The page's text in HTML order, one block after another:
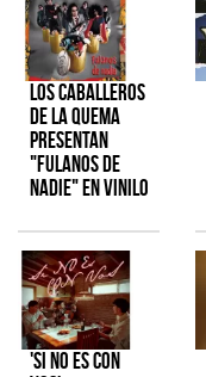
Los Caballeros
de la Quema
presentan
"Fulanos de
Nadie" en vinilo
'Si No Es Con